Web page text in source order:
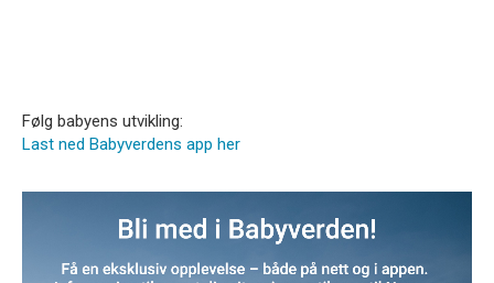
Følg babyens utvikling:
Last ned Babyverdens app her